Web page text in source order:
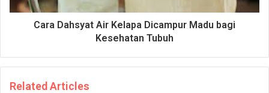
Cara Dahsyat Air Kelapa Dicampur Madu bagi
Kesehatan Tubuh
Related Articles